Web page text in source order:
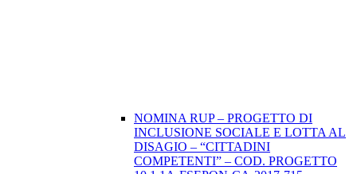
NOMINA RUP – PROGETTO DI
INCLUSIONE SOCIALE E LOTTA AL
DISAGIO – “CITTADINI
COMPETENTI” – COD. PROGETTO